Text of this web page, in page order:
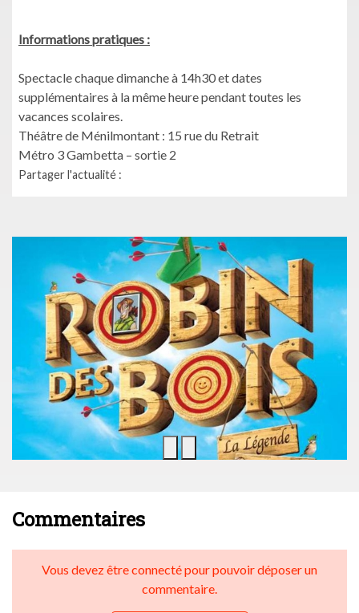
Informations pratiques :
Spectacle chaque dimanche à 14h30 et dates
supplémentaires à la même heure pendant toutes les
vacances scolaires.
Théâtre de Ménilmontant : 15 rue du Retrait
Métro 3 Gambetta – sortie 2
Partager l'actualité :
Commentaires
Vous devez être connecté pour pouvoir déposer un
commentaire.